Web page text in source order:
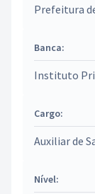
Prefeitura
Banca:
Instituto
Cargo:
Auxiliar de
Nível: